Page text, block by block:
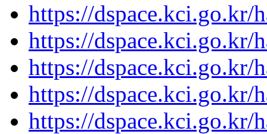
https://dspace.kci.go.kr/
https://dspace.kci.go.kr/
https://dspace.kci.go.kr/
https://dspace.kci.go.kr/
https://dspace.kci.go.kr/